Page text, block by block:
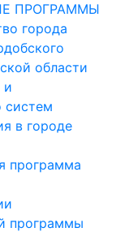
ПРОГРАММЫ
города
области
и
систем
в городе
программа
программы